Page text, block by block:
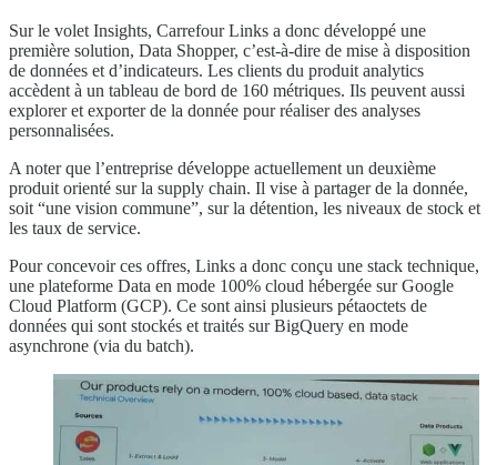
Sur le volet Insights, Carrefour Links a donc développé une
première solution, Data Shopper, c’est-à-dire de mise à disposition
de données et d’indicateurs. Les clients du produit analytics
accèdent à un tableau de bord de 160 métriques. Ils peuvent aussi
explorer et exporter de la donnée pour réaliser des analyses
personnalisées.
A noter que l’entreprise développe actuellement un deuxième
produit orienté sur la supply chain. Il vise à partager de la donnée,
soit “une vision commune”, sur la détention, les niveaux de stock et
les taux de service.
Pour concevoir ces offres, Links a donc conçu une stack technique,
une plateforme Data en mode 100% cloud hébergée sur Google
Cloud Platform (GCP). Ce sont ainsi plusieurs pétaoctets de
données qui sont stockés et traités sur BigQuery en mode
asynchrone (via du batch).